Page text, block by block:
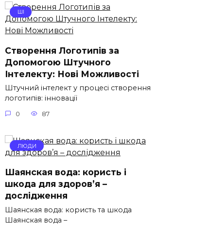
ШІ
Створення Логотипів за
Допомогою Штучного
Інтелекту: Нові Можливості
Штучний інтелект у процесі створення
логотипів: інновації
0 87
ЛЮДИ
Шаянская вода: користь і
шкода для здоров’я –
дослідження
Шаянская вода: користь та шкода
Шаянская вода –